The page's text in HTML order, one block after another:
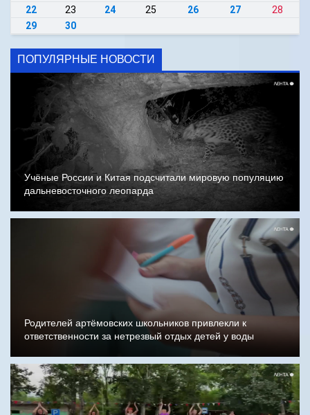
22
23 24 25 26 27
28
29
30
ПОПУЛЯРНЫЕ НОВОСТИ
Учёные России и Китая подсчитали мировую популяцию
дальневосточного леопарда
Родителей артёмовских школьников привлекли к
ответственности за нетрезвый отдых детей у воды